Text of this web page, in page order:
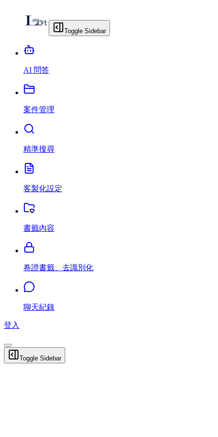
Toggle Sidebar
AI 問答
案件管理
精準搜尋
客製化設定
書籤內容
卷證書籤、去識別化
聊天紀錄
登入
Toggle Sidebar